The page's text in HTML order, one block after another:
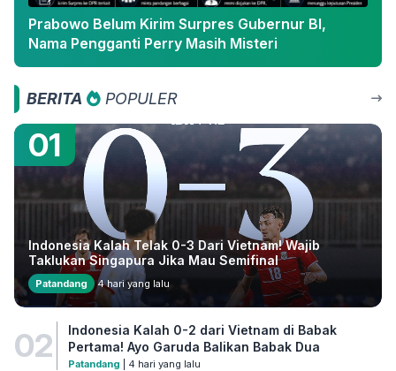
Prabowo Belum Kirim Surpres Gubernur BI,
Nama Pengganti Perry Masih Misteri
BERITA POPULER
01
Indonesia Kalah Telak 0-3 Dari Vietnam! Wajib
Taklukan Singapura Jika Mau Semifinal
Patandang 4 hari yang lalu
02
Indonesia Kalah 0-2 dari Vietnam di Babak
Pertama! Ayo Garuda Balikan Babak Dua
Patandang | 4 hari yang lalu